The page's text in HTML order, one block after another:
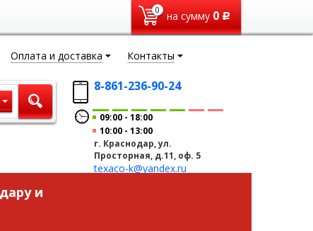
0 на сумму 0 Р
Оплата и доставка Контакты
8-861-236-90-24
09:00
18:00
10:00
13:00
г. Краснодар, ул.
Просторная, д.11, оф. 5
texaco-k@yandex.ru
и